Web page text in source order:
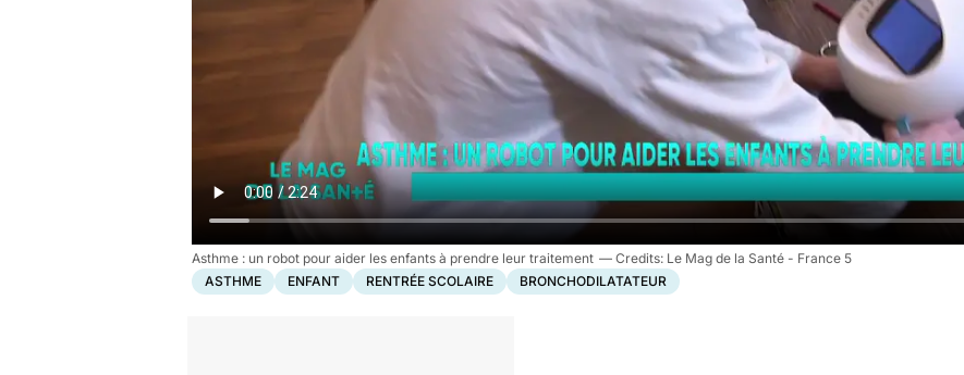
Asthme : un robot pour aider les enfants à prendre leur traitement
Le Mag de la Santé - France 5
ASTHME
ENFANT RENTRÉE SCOLAIRE BRONCHODILATATEUR